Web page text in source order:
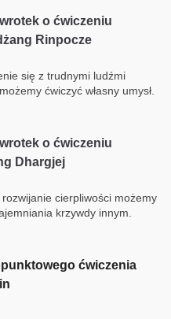
o ćwiczeniu
Rinpocze
się z trudnymi ludźmi
ćwiczyć własny umysł.
o ćwiczeniu
Dhargjej
cierpliwości możemy
krzywdy innym.
ćwiczenia